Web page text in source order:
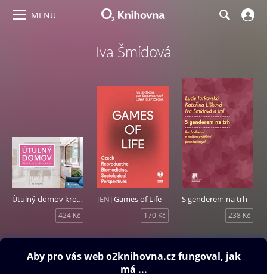
MENU
Iva Šmídová
Útulný domov krok za krokem
424 Kč
[EN]Games of Life
170 Kč
S genderem na trh
238 Kč
Obsah ke stažení